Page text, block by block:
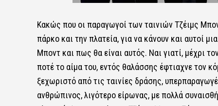
Κακώς που οι παραγωγοί των ταινιών Τζέιμς
πάρκο και την πλατεία, για να κάνουν και αυτοί
Μποντ και πως θα είναι αυτός. Ναι γιατί, μέχρι
ποτέ το αίμα του, εντός θαλάσσης έφτιαχνε τον
ξεχωριστό από τις ταινίες δράσης,
ανθρώπινος, λιγότερο είρωνας, με πολλά